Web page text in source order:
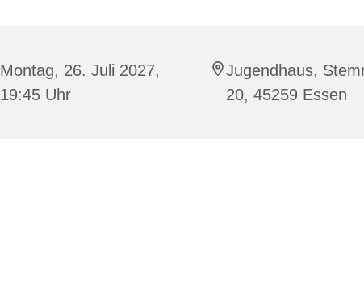
Montag, 26. Juli 2027,
19:45 Uhr
Jugendhaus,
20, 45259 Essen